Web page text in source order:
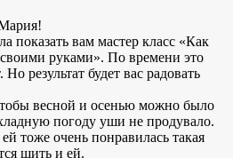
показать вам мастер класс «Как
руками». По времени это
результат будет вас радовать
весной и осенью можно было
погоду уши не продувало.
тоже очень понравилась такая
шить и ей.